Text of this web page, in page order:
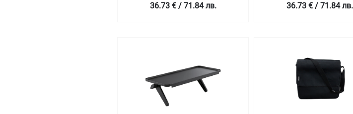
36.73 € / 71.84 лв. 36.73 € / 71.84 лв.